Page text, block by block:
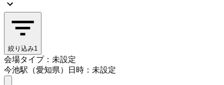
絞り込み1
会場タイプ：未設定
今池駅（愛知県）
日時：未設定